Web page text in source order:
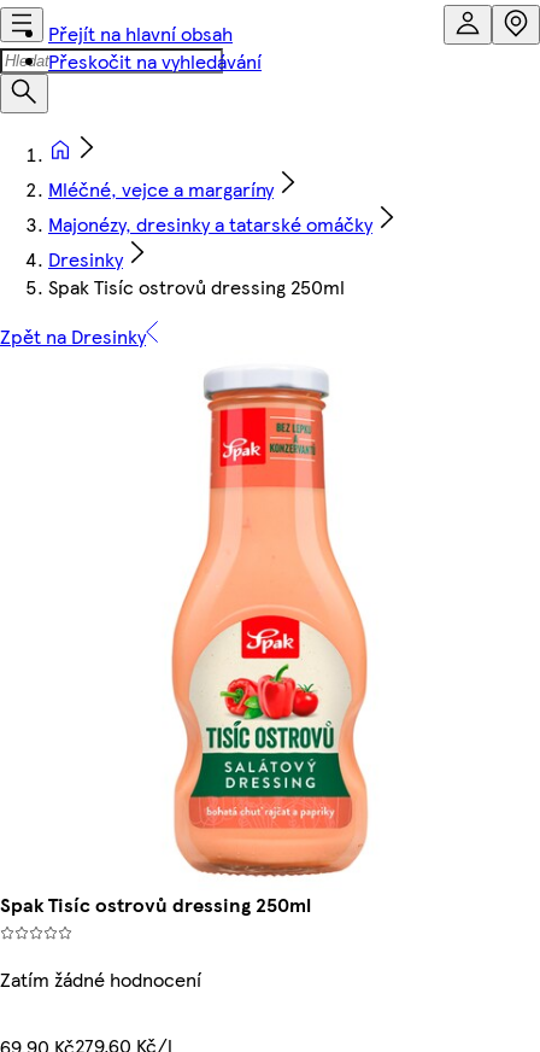
Přejít na hlavní obsah
Přeskočit na vyhledávání
Mléčné, vejce a margaríny
Majonézy, dresinky a tatarské omáčky
Dresinky
Spak Tisíc ostrovů dressing 250ml
Zpět na Dresinky
Spak Tisíc ostrovů dressing 250ml
Zatím žádné hodnocení
279,60 Kč/l